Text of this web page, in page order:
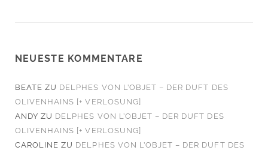
NEUESTE KOMMENTARE
BEATE ZU DELPHES VON L’OBJET – DER DUFT DES
OLIVENHAINS [+ VERLOSUNG]
ANDY ZU DELPHES VON L’OBJET – DER DUFT DES
OLIVENHAINS [+ VERLOSUNG]
CAROLINE ZU DELPHES VON L’OBJET – DER DUFT DES